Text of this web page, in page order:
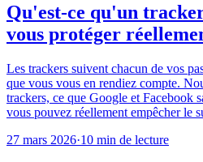
Qu'est-ce qu'un
vous protéger
Les trackers suivent chacun de vos
que vous vous en rendiez compte.
trackers, ce que Google et Facebook
vous pouvez réellement empêcher le
27 mars 2026·10 min de lecture